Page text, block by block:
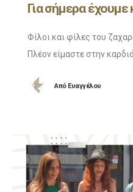
Για σήμερα έχουμε
Φίλοι και φίλες του
Πλέον είμαστε στην
τον Χάρη και τη Μιxαέλα
ΑπόΕυαγγέλου